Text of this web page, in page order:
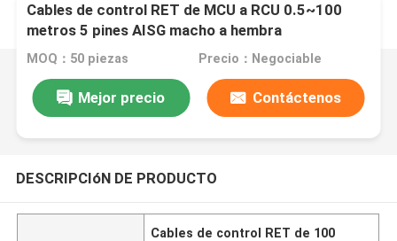
Cables de control RET de MCU a RCU 0.5~100
metros 5 pines AISG macho a hembra
MOQ：50 piezas Precio：Negociable
Mejor precio Contáctenos
DESCRIPCIóN DE PRODUCTO
Cables de control RET de 100